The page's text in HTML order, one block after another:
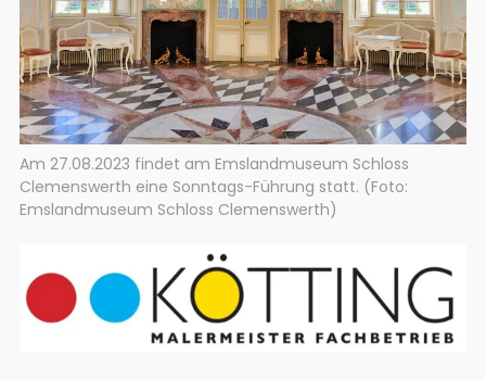
Am 27.08.2023 findet am Emslandmuseum Schloss
Clemenswerth eine Sonntags-Führung statt. (Foto:
Emslandmuseum Schloss Clemenswerth)